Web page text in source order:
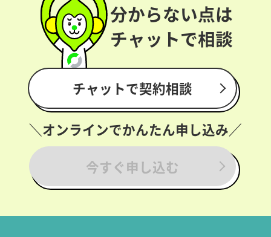
分からない点は
チャットで相談
チャットで契約相談
＼オンラインでかんたん申し込み／
今すぐ申し込む